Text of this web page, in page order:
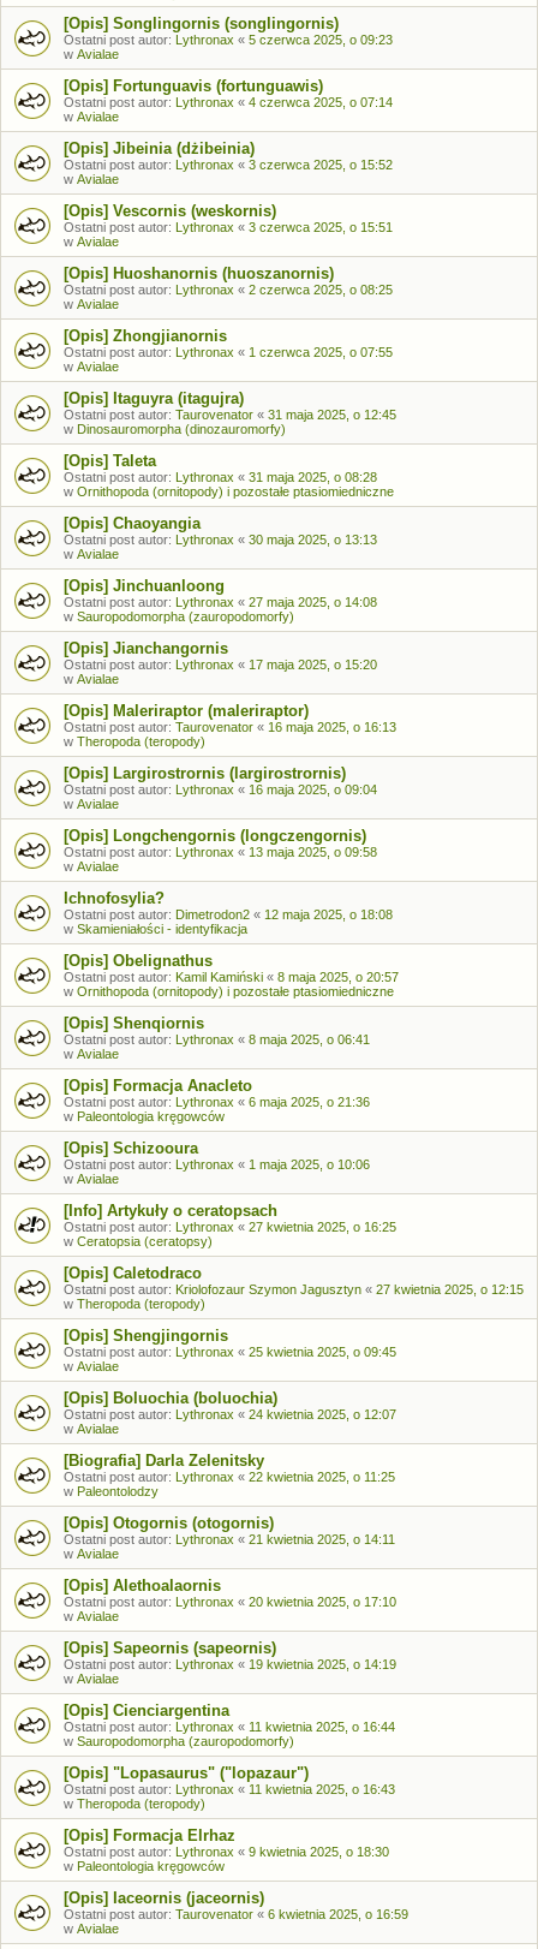
[Opis] Songlingornis (songlingornis)
Ostatni post autor: Lythronax « 5 czerwca 2025, o 09:23
w Avialae
[Opis] Fortunguavis (fortunguawis)
Ostatni post autor: Lythronax « 4 czerwca 2025, o 07:14
w Avialae
[Opis] Jibeinia (dżibeinia)
Ostatni post autor: Lythronax « 3 czerwca 2025, o 15:52
w Avialae
[Opis] Vescornis (weskornis)
Ostatni post autor: Lythronax « 3 czerwca 2025, o 15:51
w Avialae
[Opis] Huoshanornis (huoszanornis)
Ostatni post autor: Lythronax « 2 czerwca 2025, o 08:25
w Avialae
[Opis] Zhongjianornis
Ostatni post autor: Lythronax « 1 czerwca 2025, o 07:55
w Avialae
[Opis] Itaguyra (itagujra)
Ostatni post autor: Taurovenator « 31 maja 2025, o 12:45
w Dinosauromorpha (dinozauromorfy)
[Opis] Taleta
Ostatni post autor: Lythronax « 31 maja 2025, o 08:28
w Ornithopoda (ornitopody) i pozostałe ptasiomiedniczne
[Opis] Chaoyangia
Ostatni post autor: Lythronax « 30 maja 2025, o 13:13
w Avialae
[Opis] Jinchuanloong
Ostatni post autor: Lythronax « 27 maja 2025, o 14:08
w Sauropodomorpha (zauropodomorfy)
[Opis] Jianchangornis
Ostatni post autor: Lythronax « 17 maja 2025, o 15:20
w Avialae
[Opis] Maleriraptor (maleriraptor)
Ostatni post autor: Taurovenator « 16 maja 2025, o 16:13
w Theropoda (teropody)
[Opis] Largirostrornis (largirostrornis)
Ostatni post autor: Lythronax « 16 maja 2025, o 09:04
w Avialae
[Opis] Longchengornis (longczengornis)
Ostatni post autor: Lythronax « 13 maja 2025, o 09:58
w Avialae
Ichnofosylia?
Ostatni post autor: Dimetrodon2 « 12 maja 2025, o 18:08
w Skamieniałości - identyfikacja
[Opis] Obelignathus
Ostatni post autor: Kamil Kamiński « 8 maja 2025, o 20:57
w Ornithopoda (ornitopody) i pozostałe ptasiomiedniczne
[Opis] Shenqiornis
Ostatni post autor: Lythronax « 8 maja 2025, o 06:41
w Avialae
[Opis] Formacja Anacleto
Ostatni post autor: Lythronax « 6 maja 2025, o 21:36
w Paleontologia kręgowców
[Opis] Schizooura
Ostatni post autor: Lythronax « 1 maja 2025, o 10:06
w Avialae
[Info] Artykuły o ceratopsach
Ostatni post autor: Lythronax « 27 kwietnia 2025, o 16:25
w Ceratopsia (ceratopsy)
[Opis] Caletodraco
Ostatni post autor: Kriolofozaur Szymon Jagusztyn « 27 kwietnia 2025, o 12:15
w Theropoda (teropody)
[Opis] Shengjingornis
Ostatni post autor: Lythronax « 25 kwietnia 2025, o 09:45
w Avialae
[Opis] Boluochia (boluochia)
Ostatni post autor: Lythronax « 24 kwietnia 2025, o 12:07
w Avialae
[Biografia] Darla Zelenitsky
Ostatni post autor: Lythronax « 22 kwietnia 2025, o 11:25
w Paleontolodzy
[Opis] Otogornis (otogornis)
Ostatni post autor: Lythronax « 21 kwietnia 2025, o 14:11
w Avialae
[Opis] Alethoalaornis
Ostatni post autor: Lythronax « 20 kwietnia 2025, o 17:10
w Avialae
[Opis] Sapeornis (sapeornis)
Ostatni post autor: Lythronax « 19 kwietnia 2025, o 14:19
w Avialae
[Opis] Cienciargentina
Ostatni post autor: Lythronax « 11 kwietnia 2025, o 16:44
w Sauropodomorpha (zauropodomorfy)
[Opis] "Lopasaurus" ("lopazaur")
Ostatni post autor: Lythronax « 11 kwietnia 2025, o 16:43
w Theropoda (teropody)
[Opis] Formacja Elrhaz
Ostatni post autor: Lythronax « 9 kwietnia 2025, o 18:30
w Paleontologia kręgowców
[Opis] Iaceornis (jaceornis)
Ostatni post autor: Taurovenator « 6 kwietnia 2025, o 16:59
w Avialae